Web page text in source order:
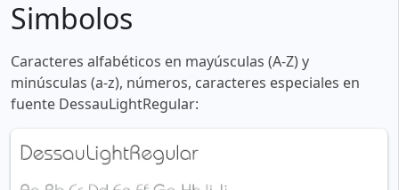
Simbolos
Caracteres alfabéticos en mayúsculas (A-Z) y
minúsculas (a-z), números, caracteres especiales en
fuente DessauLightRegular: